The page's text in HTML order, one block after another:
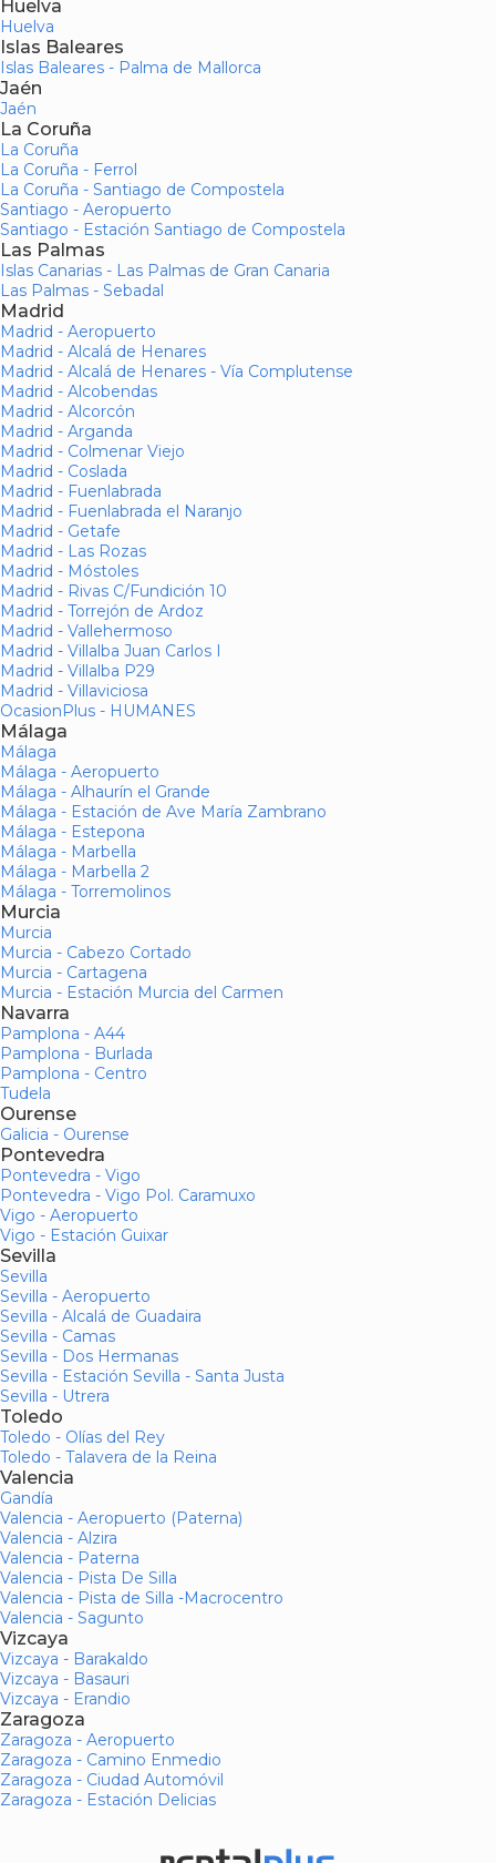
Huelva
Huelva
Islas Baleares
Islas Baleares - Palma de Mallorca
Jaén
Jaén
La Coruña
La Coruña
La Coruña - Ferrol
La Coruña - Santiago de Compostela
Santiago - Aeropuerto
Santiago - Estación Santiago de Compostela
Las Palmas
Islas Canarias - Las Palmas de Gran Canaria
Las Palmas - Sebadal
Madrid
Madrid - Aeropuerto
Madrid - Alcalá de Henares
Madrid - Alcalá de Henares - Vía Complutense
Madrid - Alcobendas
Madrid - Alcorcón
Madrid - Arganda
Madrid - Colmenar Viejo
Madrid - Coslada
Madrid - Fuenlabrada
Madrid - Fuenlabrada el Naranjo
Madrid - Getafe
Madrid - Las Rozas
Madrid - Móstoles
Madrid - Rivas C/Fundición 10
Madrid - Torrejón de Ardoz
Madrid - Vallehermoso
Madrid - Villalba Juan Carlos I
Madrid - Villalba P29
Madrid - Villaviciosa
OcasionPlus - HUMANES
Málaga
Málaga
Málaga - Aeropuerto
Málaga - Alhaurín el Grande
Málaga - Estación de Ave María Zambrano
Málaga - Estepona
Málaga - Marbella
Málaga - Marbella 2
Málaga - Torremolinos
Murcia
Murcia
Murcia - Cabezo Cortado
Murcia - Cartagena
Murcia - Estación Murcia del Carmen
Navarra
Pamplona - A44
Pamplona - Burlada
Pamplona - Centro
Tudela
Ourense
Galicia - Ourense
Pontevedra
Pontevedra - Vigo
Pontevedra - Vigo Pol. Caramuxo
Vigo - Aeropuerto
Vigo - Estación Guixar
Sevilla
Sevilla
Sevilla - Aeropuerto
Sevilla - Alcalá de Guadaira
Sevilla - Camas
Sevilla - Dos Hermanas
Sevilla - Estación Sevilla - Santa Justa
Sevilla - Utrera
Toledo
Toledo - Olías del Rey
Toledo - Talavera de la Reina
Valencia
Gandía
Valencia - Aeropuerto (Paterna)
Valencia - Alzira
Valencia - Paterna
Valencia - Pista De Silla
Valencia - Pista de Silla -Macrocentro
Valencia - Sagunto
Vizcaya
Vizcaya - Barakaldo
Vizcaya - Basauri
Vizcaya - Erandio
Zaragoza
Zaragoza - Aeropuerto
Zaragoza - Camino Enmedio
Zaragoza - Ciudad Automóvil
Zaragoza - Estación Delicias